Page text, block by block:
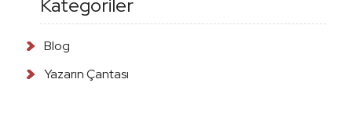
Blog
Yazarın Çantası